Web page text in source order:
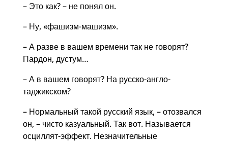
– Это как? – не понял он.
– Ну, «фашизм-машизм».
– А разве в вашем времени так не говорят?
Пардон, дустум…
– А в вашем говорят? На русско-англо-
таджикском?
– Нормальный такой русский язык, – отозвался
он, – чисто казуальный. Так вот. Называется
осциллят-эффект. Незначительные